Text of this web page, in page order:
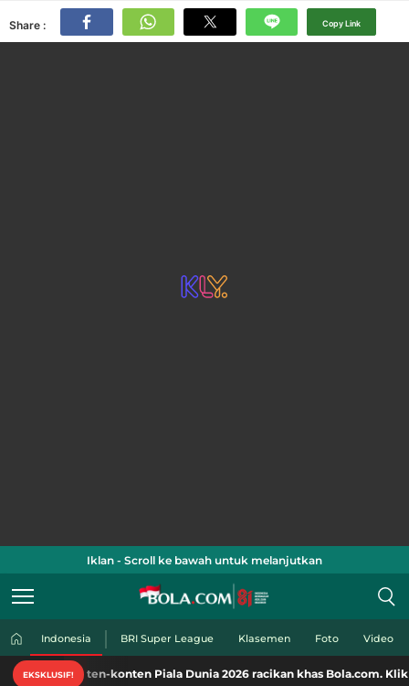
Share : Copy Link
Iklan - Scroll ke bawah untuk melanjutkan
Indonesia BRI Super League Klasemen Foto Video
EKSKLUSIF!
konten Piala Dunia 2026 racikan khas Bola.com. Klik di sini!